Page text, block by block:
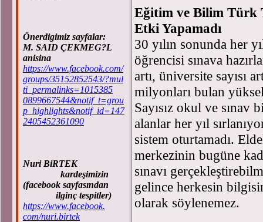
Önerdigimiz sayfalar:
M. SAID ÇEKMEG?L
anisina
https://www.facebook.com/
groups/35152852543/?mul
ti_permalinks=1015385
0899667544&notif_t=grou
p_highlights&notif_id=147
2405452361090
Nuri BiRTEK
kardeşimizin
(facebook sayfasından
ilginç tespitler)
https://www.facebook.
com/nuri.birtek
Eğitim ve Bilim Türk
Etki Yapamadı
30 yılın sonunda her
öğrencisi sınava
artı, üniversite sayısı
milyonları bulan
Sayısız okul ve sınav
alanlar her yıl
sistem oturtamadı.
merkezinin bugüne
sınavı
gelince herkesin
olarak söylenemez.